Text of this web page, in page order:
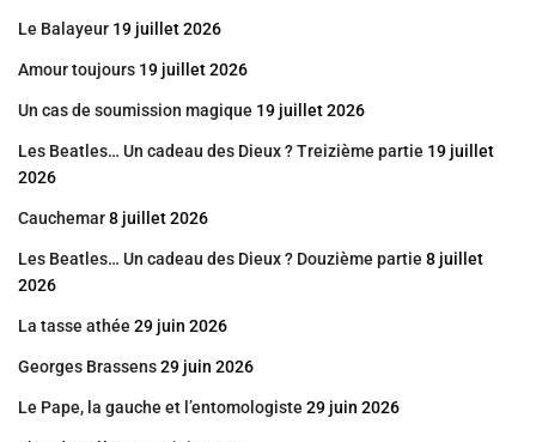
Le Balayeur 19 juillet 2026
Amour toujours 19 juillet 2026
Un cas de soumission magique 19 juillet 2026
Les Beatles… Un cadeau des Dieux ? Treizième partie 19 juillet
2026
Cauchemar8 juillet 2026
Les Beatles… Un cadeau des Dieux ? Douzième partie 8 juillet
2026
La tasse athée 29 juin 2026
Georges Brassens29 juin 2026
Le Pape, la gauche et l’entomologiste 29 juin 2026